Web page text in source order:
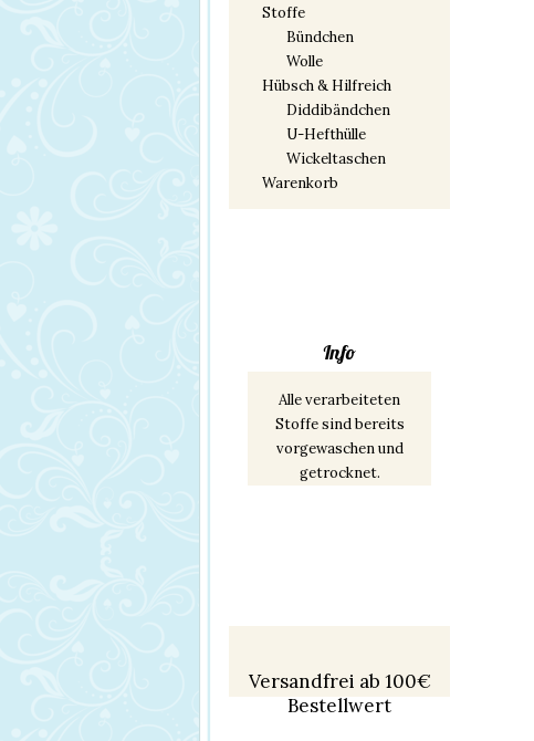
Stoffe
Bündchen
Wolle
Hübsch & Hilfreich
Diddibändchen
U-Hefthülle
Wickeltaschen
Warenkorb
Info
Alle verarbeiteten
Stoffe sind bereits
vorgewaschen und
getrocknet.
Versandfrei ab 100€
Bestellwert